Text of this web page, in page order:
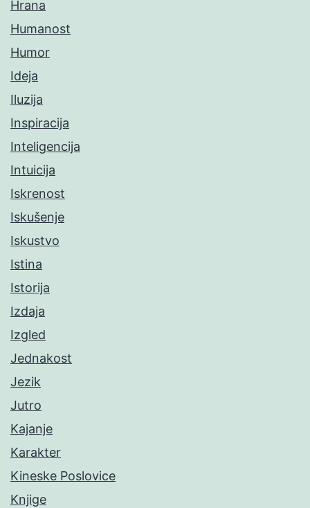
Hrana
Humanost
Humor
Ideja
Iluzija
Inspiracija
Inteligencija
Intuicija
Iskrenost
Iskušenje
Iskustvo
Istina
Istorija
Izdaja
Izgled
Jednakost
Jezik
Jutro
Kajanje
Karakter
Kineske Poslovice
Knjige